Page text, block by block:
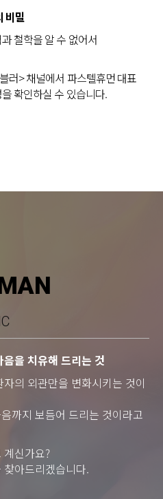
비밀
철학을 알 수 없어서
러> 채널에서 파스텔휴먼 대표
확인하실 수 있습니다.
을 치유해 드리는 것
의 외관만을 변화시키는 것이
까지 보듬어 드리는 것이라고
신가요?
아드리겠습니다.